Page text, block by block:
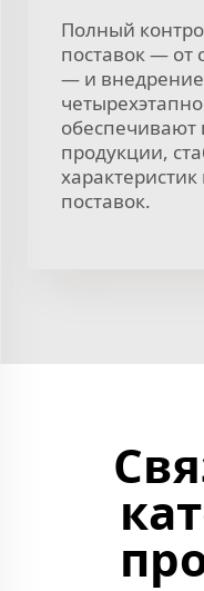
Полный
поставок — от
— и внедрение
обеспечивают
продукции,
поставок.